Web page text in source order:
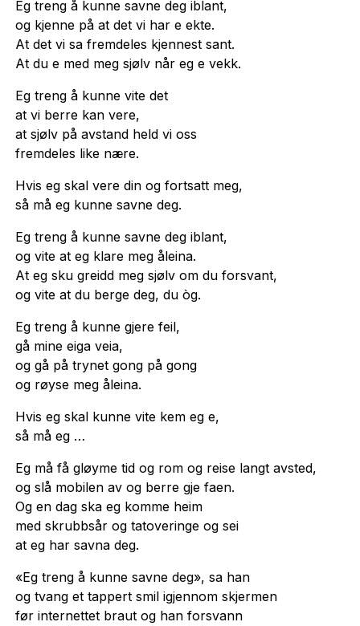
Eg treng å kunne savne deg iblant,
og kjenne på at det vi har e ekte.
At det vi sa fremdeles kjennest sant.
At du e med meg sjølv når eg e vekk.
Eg treng å kunne vite det
at vi berre kan vere,
at sjølv på avstand held vi oss
fremdeles like nære.
Hvis eg skal vere din og fortsatt meg,
så må eg kunne savne deg.
Eg treng å kunne savne deg iblant,
og vite at eg klare meg åleina.
At eg sku greidd meg sjølv om du forsvant,
og vite at du berge deg, du òg.
Eg treng å kunne gjere feil,
gå mine eiga veia,
og gå på trynet gong på gong
og røyse meg åleina.
Hvis eg skal kunne vite kem eg e,
så må eg …
Eg må få gløyme tid og rom og reise langt avsted,
og slå mobilen av og berre gje faen.
Og en dag ska eg komme heim
med skrubbsår og tatoveringe og sei
at eg har savna deg.
«Eg treng å kunne savne deg», sa han
og tvang et tappert smil igjennom skjermen
før internettet braut og han forsvann